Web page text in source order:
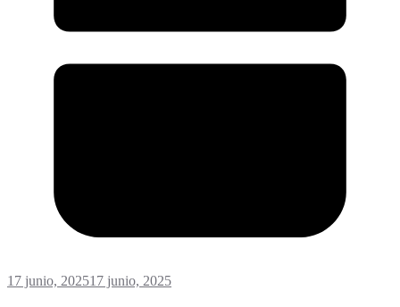
17 junio, 202517 junio, 2025